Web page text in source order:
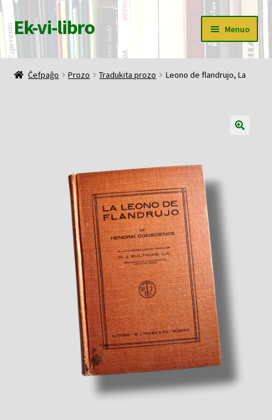
Pretersalti
al
navigado
Iri
rekte
al
la
enhavo
Ek-vi-libro Menuo
Ĉefpaĝo
Ĉefpaĝo Prozo Tradukita prozo Leono de flandrujo, La